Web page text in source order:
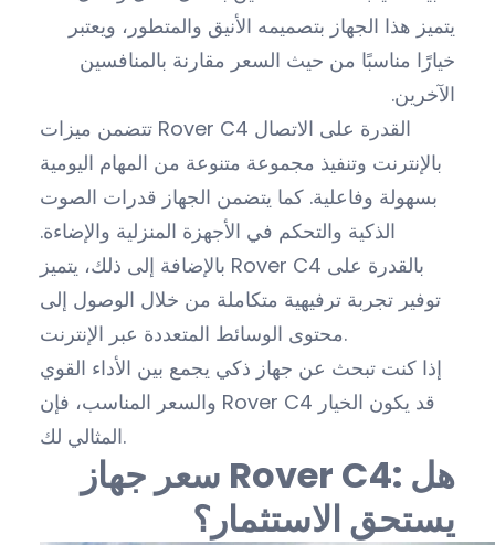
يتميز هذا الجهاز بتصميمه الأنيق والمتطور، ويعتبر
خيارًا مناسبًا من حيث السعر مقارنة بالمنافسين
الآخرين.
تتضمن ميزات Rover C4 القدرة على الاتصال
بالإنترنت وتنفيذ مجموعة متنوعة من المهام اليومية
بسهولة وفاعلية. كما يتضمن الجهاز قدرات الصوت
الذكية والتحكم في الأجهزة المنزلية والإضاءة.
بالإضافة إلى ذلك، يتميز Rover C4 بالقدرة على
توفير تجربة ترفيهية متكاملة من خلال الوصول إلى
محتوى الوسائط المتعددة عبر الإنترنت.
إذا كنت تبحث عن جهاز ذكي يجمع بين الأداء القوي
والسعر المناسب، فإن Rover C4 قد يكون الخيار
المثالي لك.
سعر جهاز Rover C4: هل
يستحق الاستثمار؟